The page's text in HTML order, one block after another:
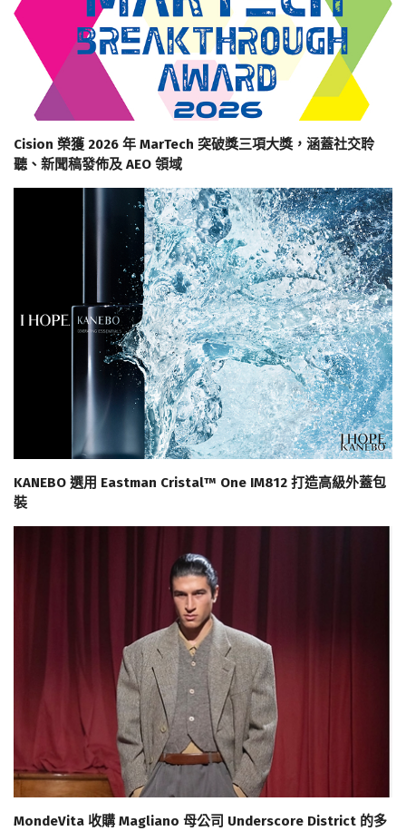
Cision 榮獲 2026 年 MarTech 突破獎三項大獎，涵蓋社交聆
聽、新聞稿發佈及 AEO 領域
KANEBO 選用 Eastman Cristal™ One IM812 打造高級外蓋包
裝
MondeVita 收購 Magliano 母公司 Underscore District 的多